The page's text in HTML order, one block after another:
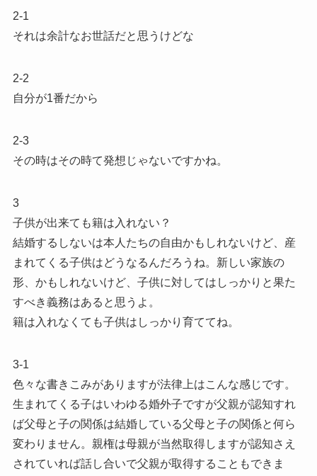
2-1
それは余計なお世話だと思うけどな
2-2
自分が1番だから
2-3
その時はその時て発想じゃないですかね。
3
子供が出来ても籍は入れない？
結婚するしないは本人たちの自由かもしれないけど、産
まれてくる子供はどうなるんだろうね。新しい家族の
形、かもしれないけど、子供に対してはしっかりと果た
すべき義務はあると思うよ。
籍は入れなくても子供はしっかり育ててね。
3-1
色々な書きこみがありますが法律上はこんな感じです。
生まれてくる子はいわゆる婚外子ですが父親が認知すれ
ば父母と子の関係は結婚している父母と子の関係と何ら
変わりません。親権は母親が当然取得しますが認知さえ
されていれば話し合いで父親が取得することもできま